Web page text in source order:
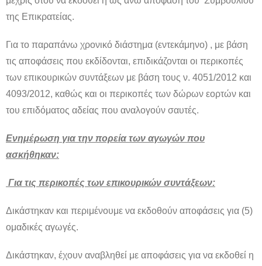
της Επικρατείας.
Για το παραπάνω χρονικό διάστημα (εντεκάμηνο) , με βάση
τις αποφάσεις που εκδίδονται, επιδικάζονται οι περικοπές
των επικουρικών συντάξεων με βάση τους ν. 4051/2012 και
4093/2012, καθώς και οι περικοπές των δώρων εορτών και
του επιδόματος αδείας που αναλογούν σαυτές.
Ενημέρωση για την πορεία των αγωγών που
ασκήθηκαν:
Για τις περικοπές των επικουρικών συντάξεων:
Δικάστηκαν και περιμένουμε να εκδοθούν αποφάσεις για (5)
ομαδικές αγωγές.
Δικάστηκαν, έχουν αναβληθεί με αποφάσεις για να εκδοθεί η